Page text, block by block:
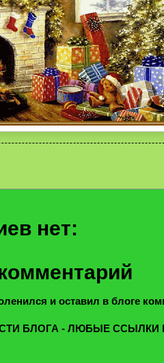
нет:
и оставил в блоге
БЛОГА - ЛЮБЫЕ ССЫЛКИ